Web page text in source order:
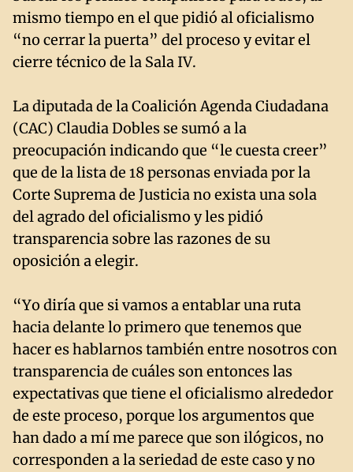
mismo tiempo en el que pidió al oficialismo
“no cerrar la puerta” del proceso y evitar el
cierre técnico de la Sala IV.
La diputada de la Coalición Agenda Ciudadana
(CAC) Claudia Dobles se sumó a la
preocupación indicando que “le cuesta creer”
que de la lista de 18 personas enviada por la
Corte Suprema de Justicia no exista una sola
del agrado del oficialismo y les pidió
transparencia sobre las razones de su
oposición a elegir.
“Yo diría que si vamos a entablar una ruta
hacia delante lo primero que tenemos que
hacer es hablarnos también entre nosotros con
transparencia de cuáles son entonces las
expectativas que tiene el oficialismo alrededor
de este proceso, porque los argumentos que
han dado a mí me parece que son ilógicos, no
corresponden a la seriedad de este caso y no